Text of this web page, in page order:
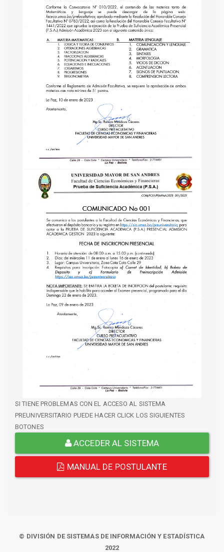
SI TIENE PROBLEMAS CON EL ACCESO AL SISTEMA
PREUNIVERSITARIO PUEDE HACER CLICK LOS SIGUIENTES
BOTONES
ACCEDER AL SISTEMA
MANUAL DE POSTULANTE
© DIVISIÓN DE SISTEMAS DE INFORMACIÓN Y ESTADÍSTICA
2022